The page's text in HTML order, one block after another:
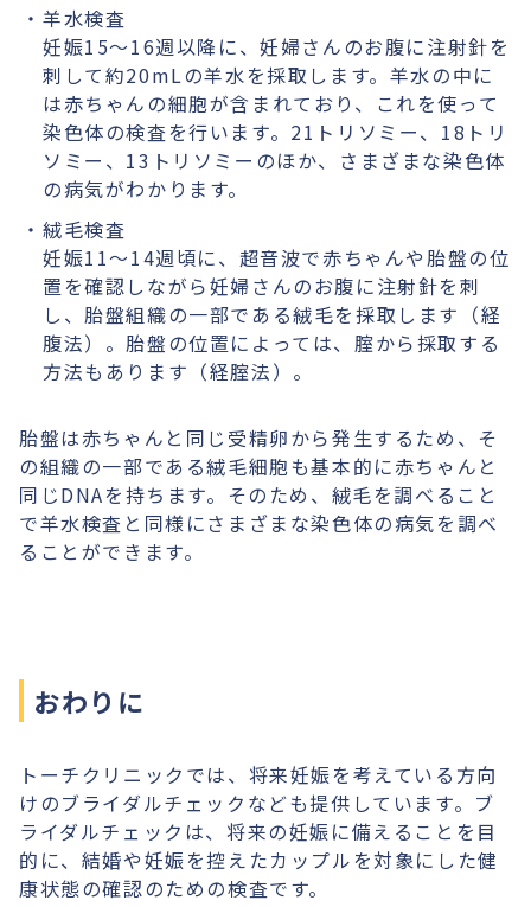
羊水検査
妊娠15〜16週以降に、妊婦さんのお腹に注射針を
刺して約20mLの羊水を採取します。羊水の中に
は赤ちゃんの細胞が含まれており、これを使って
染色体の検査を行います。21トリソミー、18トリ
ソミー、13トリソミーのほか、さまざまな染色体
の病気がわかります。
絨毛検査
妊娠11〜14週頃に、超音波で赤ちゃんや胎盤の位
置を確認しながら妊婦さんのお腹に注射針を刺
し、胎盤組織の一部である絨毛を採取します（経
腹法）。胎盤の位置によっては、腟から採取する
方法もあります（経腟法）。
胎盤は赤ちゃんと同じ受精卵から発生するため、そ
の組織の一部である絨毛細胞も基本的に赤ちゃんと
同じDNAを持ちます。そのため、絨毛を調べること
で羊水検査と同様にさまざまな染色体の病気を調べ
ることができます。
おわりに
トーチクリニックでは、将来妊娠を考えている方向
けのブライダルチェックなども提供しています。ブ
ライダルチェックは、将来の妊娠に備えることを目
的に、結婚や妊娠を控えたカップルを対象にした健
康状態の確認のための検査です。